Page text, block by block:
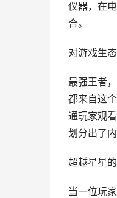
仪器，在
合。
对游戏生
最强王者
都来自这
通玩家观
划分出了
超越星星
当一位玩